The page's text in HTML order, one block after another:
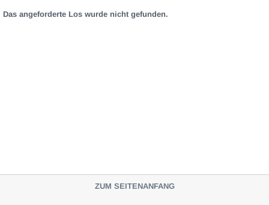
Das angeforderte Los wurde nicht gefunden.
ZUM SEITENANFANG